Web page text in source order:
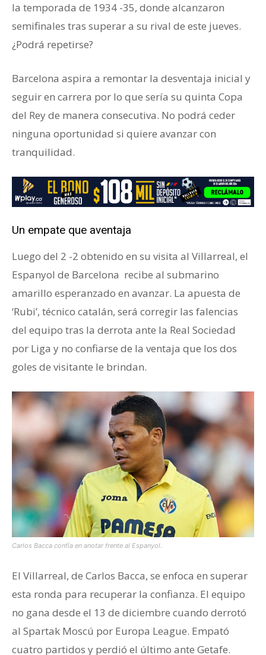
la temporada de 1934 -35, donde alcanzaron
semifinales tras superar a su rival de este jueves.
¿Podrá repetirse?
Barcelona aspira a remontar la desventaja inicial y
seguir en carrera por lo que sería su quinta Copa
del Rey de manera consecutiva. No podrá ceder
ninguna oportunidad si quiere avanzar con
tranquilidad.
Un empate que aventaja
Luego del 2 -2 obtenido en su visita al Villarreal, el
Espanyol de Barcelona recibe al submarino
amarillo esperanzado en avanzar. La apuesta de
‘Rubi’, técnico catalán, será corregir las falencias
del equipo tras la derrota ante la Real Sociedad
por Liga y no confiarse de la ventaja que los dos
goles de visitante le brindan.
Carlos Bacca confía en anotar frente al Espanyol.
El Villarreal, de Carlos Bacca, se enfoca en superar
esta ronda para recuperar la confianza. El equipo
no gana desde el 13 de diciembre cuando derrotó
al Spartak Moscú por Europa League. Empató
cuatro partidos y perdió el último ante Getafe.